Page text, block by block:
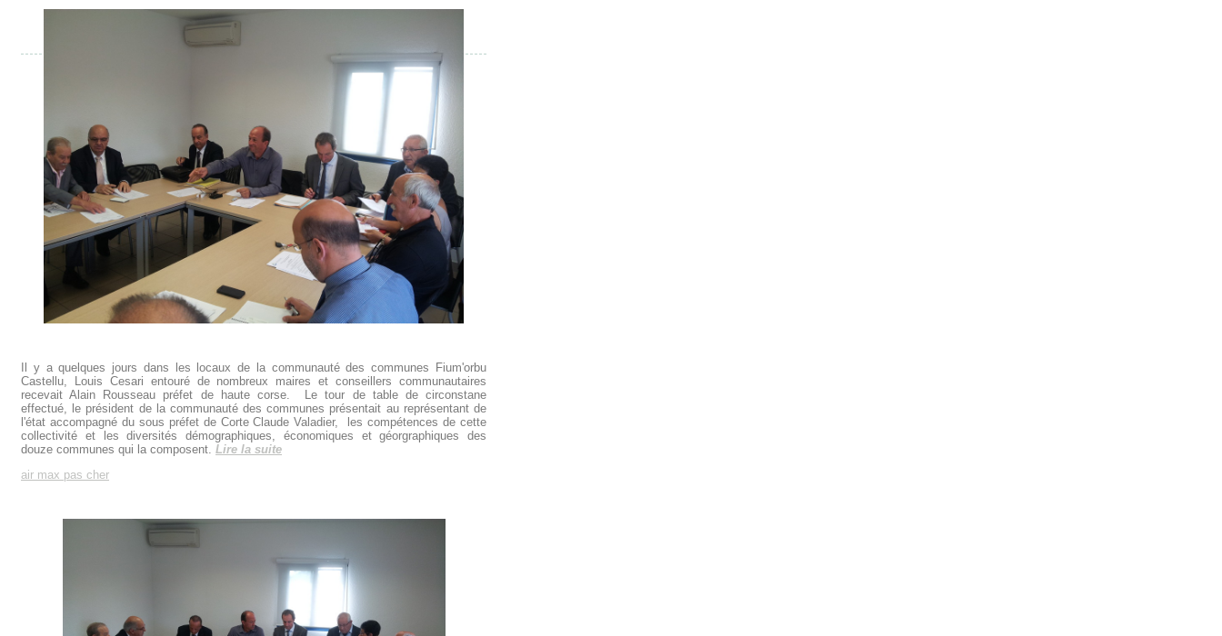
ACTUALITÉS
Il y a quelques jours dans les locaux de la communauté des communes Fium'orbu
Castellu, Louis Cesari entouré de nombreux maires et conseillers communautaires
recevait Alain Rousseau préfet de haute corse. Le tour de table de circonstane
effectué, le président de la communauté des communes présentait au représentant de
l'état accompagné du sous préfet de Corte Claude Valadier, les compétences de cette
collectivité et les diversités démographiques, économiques et géorgraphiques des
douze communes qui la composent. Lire la suite
air max pas cher